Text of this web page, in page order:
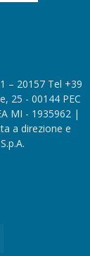
– 20157 Tel +39
25 - 00144 PEC
MI - 1935962 |
a direzione e